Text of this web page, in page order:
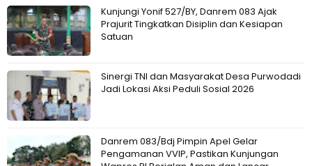
Kunjungi Yonif 527/BY, Danrem 083 Ajak
Prajurit Tingkatkan Disiplin dan Kesiapan
Satuan
Sinergi TNI dan Masyarakat Desa Purwodadi
Jadi Lokasi Aksi Peduli Sosial 2026
Danrem 083/Bdj Pimpin Apel Gelar
Pengamanan VVIP, Pastikan Kunjungan